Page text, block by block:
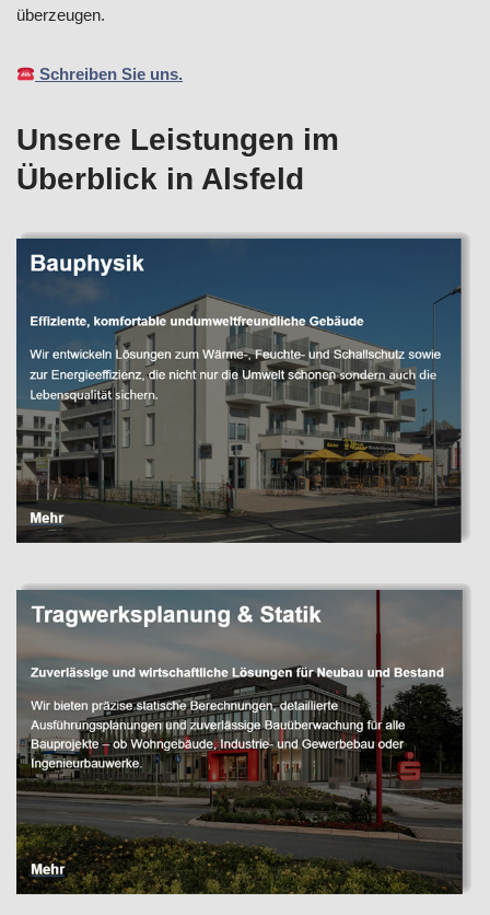
überzeugen.
Schreiben Sie uns.
Unsere Leistungen im
Überblick in Alsfeld